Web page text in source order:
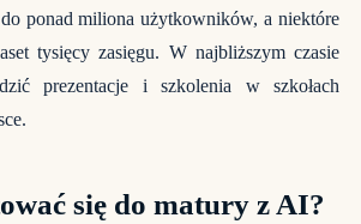
ponad miliona użytkowników, a niektóre
tysięcy zasięgu. W najbliższym czasie
prezentacje i szkolenia w szkołach
się do matury z AI?